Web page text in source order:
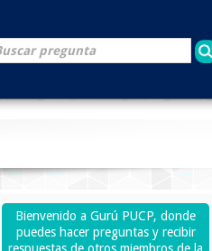
Bienvenido a Gurú PUCP, donde
puedes hacer preguntas y recibir